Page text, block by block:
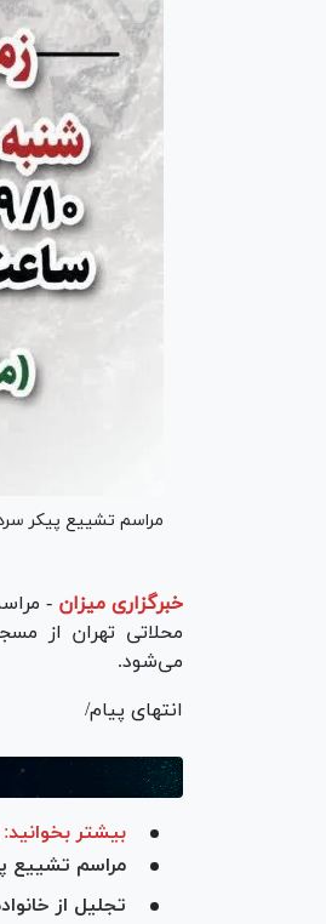
مراسم تشییع پیکر سردار
خبرگزاری میزان -
محلاتی تهران از
می‌شود.
انتهای پیام/
بیشتر بخوانید:
مراسم تشییع
تجلیل از